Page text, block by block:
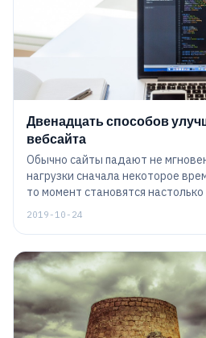
ее приобретения!
Двенадцать способов
вебсайта
Обычно сайты падают не
нагрузки сначала некоторое
то момент становятся
пользовательскими запросами,
доступные в любое время, это
электронной коммерции.
безупречного обслуживания,
и обеспечения качества ...
2019-10-24